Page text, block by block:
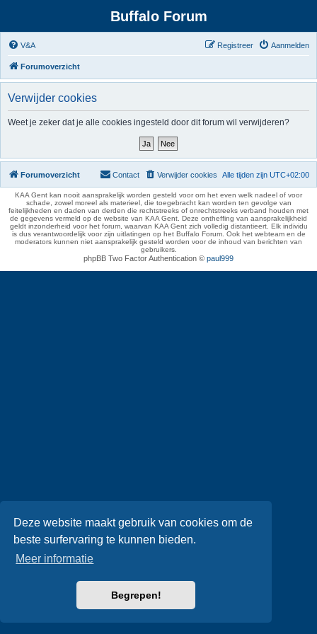
Deze website maakt gebruik van cookies om de
beste surfervaring te kunnen bieden.
Meer informatie
Begrepen!
Buffalo Forum
V&A Aanmelden
Registreer
Forumoverzicht
Verwijder cookies
Weet je zeker dat je alle cookies ingesteld door dit forum wil verwijderen?
Forumoverzicht Alle tijden zijn UTC+02:00
Verwijder cookies
Contact
KAA Gent kan nooit aansprakelijk worden gesteld voor om het even welk nadeel of voor
schade, zowel moreel als materieel, die toegebracht kan worden ten gevolge van
feitelijkheden en daden van derden die rechtstreeks of onrechtstreeks verband houden met
de gegevens vermeld op de website van KAA Gent. Deze ontheffing van aansprakelijkheid
geldt inzonderheid voor het forum, waarvan KAA Gent zich volledig distantieert. Elk individu
is dus verantwoordelijk voor zijn uitlatingen op het Buffalo Forum. Ook het webteam en de
moderators kunnen niet aansprakelijk gesteld worden voor de inhoud van berichten van
gebruikers.
phpBB Two Factor Authentication © paul999